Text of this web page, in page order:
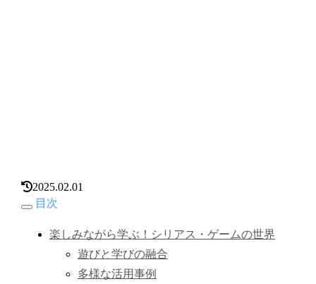
2025.02.01
目次
楽しみながら学ぶ！シリアス・ゲームの世界
遊びと学びの融合
多様な活用事例